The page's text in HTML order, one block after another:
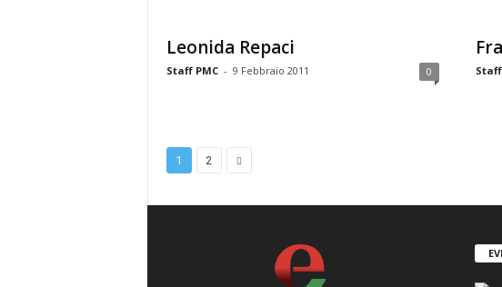
Leonida Repaci
Staff PMC - 9 Febbraio 2011 0 Staff
1 2